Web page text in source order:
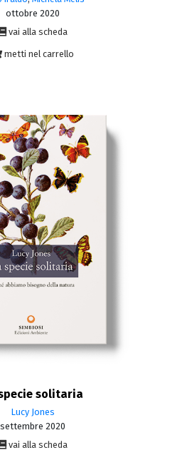
ottobre 2020
vai alla scheda
metti nel carrello
solitaria
Lucy Jones
settembre 2020
vai alla scheda